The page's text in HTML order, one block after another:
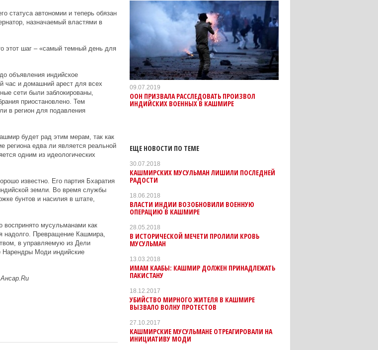
статуса автономии и теперь обязан
назначаемый властями в
этот шаг – «самый темный день для
объявления индийское
час и домашний арест для всех
сети были заблокированы,
приостановлено. Тем
в регион для подавления
будет рад этим мерам, так как
региона едва ли является реальной
одним из идеологических
известно. Его партия Бхаратия
земли. Во время службы
бунтов и насилия в штате,
воспринято мусульманами как
надолго. Превращение Кашмира,
в управляемую из Дели
Нарендры Моди индийские
09.07.2019
ООН ПРИЗВАЛА РАССЛЕДОВАТЬ ПРОИЗВОЛ
ИНДИЙСКИХ ВОЕННЫХ В КАШМИРЕ
ЕЩЕ НОВОСТИ ПО ТЕМЕ
30.07.2018
КАШМИРСКИХ МУСУЛЬМАН ЛИШИЛИ ПОСЛЕДНЕЙ
РАДОСТИ
18.06.2018
ВЛАСТИ ИНДИИ ВОЗОБНОВИЛИ ВОЕННУЮ
ОПЕРАЦИЮ В КАШМИРЕ
28.05.2018
В ИСТОРИЧЕСКОЙ МЕЧЕТИ ПРОЛИЛИ КРОВЬ
МУСУЛЬМАН
13.03.2018
ИМАМ КААБЫ: КАШМИР ДОЛЖЕН ПРИНАДЛЕЖАТЬ
ПАКИСТАНУ
18.12.2017
УБИЙСТВО МИРНОГО ЖИТЕЛЯ В КАШМИРЕ
ВЫЗВАЛО ВОЛНУ ПРОТЕСТОВ
27.10.2017
КАШМИРСКИЕ МУСУЛЬМАНЕ ОТРЕАГИРОВАЛИ НА
ИНИЦИАТИВУ МОДИ